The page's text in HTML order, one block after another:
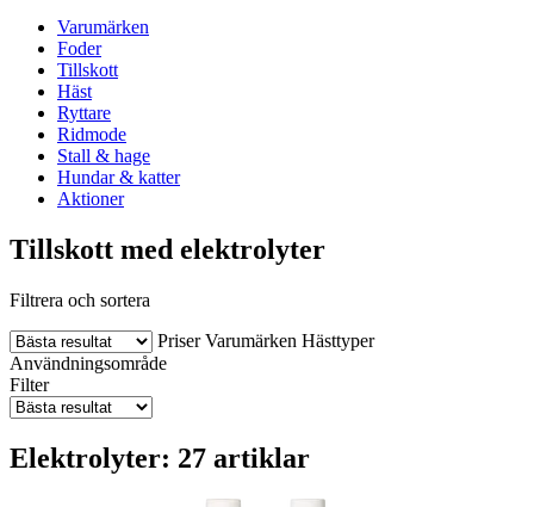
Varumärken
Foder
Tillskott
Häst
Ryttare
Ridmode
Stall & hage
Hundar & katter
Aktioner
Tillskott med elektrolyter
Filtrera och sortera
Priser Varumärken Hästtyper
Användningsområde
Filter
Elektrolyter: 27 artiklar